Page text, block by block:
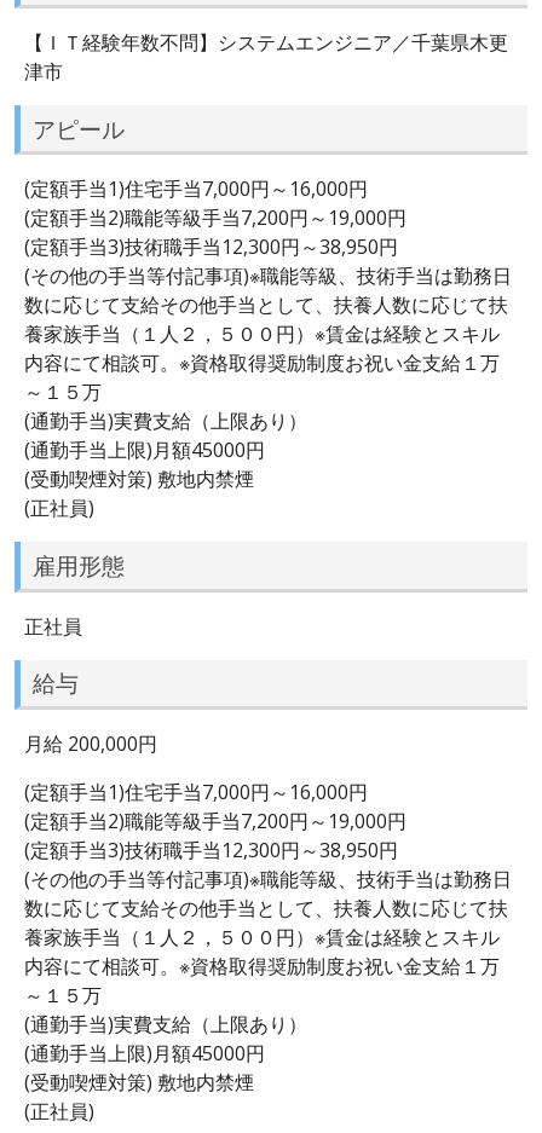
【ＩＴ経験年数不問】システムエンジニア／千葉県木更
津市
アピール
(定額手当1)住宅手当7,000円～16,000円
(定額手当2)職能等級手当7,200円～19,000円
(定額手当3)技術職手当12,300円～38,950円
(その他の手当等付記事項)※職能等級、技術手当は勤務日
数に応じて支給その他手当として、扶養人数に応じて扶
養家族手当（１人２，５００円）※賃金は経験とスキル
内容にて相談可。※資格取得奨励制度お祝い金支給１万
～１５万
(通勤手当)実費支給（上限あり）
(通勤手当上限)月額45000円
(受動喫煙対策) 敷地内禁煙
(正社員)
雇用形態
正社員
給与
月給 200,000円
(定額手当1)住宅手当7,000円～16,000円
(定額手当2)職能等級手当7,200円～19,000円
(定額手当3)技術職手当12,300円～38,950円
(その他の手当等付記事項)※職能等級、技術手当は勤務日
数に応じて支給その他手当として、扶養人数に応じて扶
養家族手当（１人２，５００円）※賃金は経験とスキル
内容にて相談可。※資格取得奨励制度お祝い金支給１万
～１５万
(通勤手当)実費支給（上限あり）
(通勤手当上限)月額45000円
(受動喫煙対策) 敷地内禁煙
(正社員)